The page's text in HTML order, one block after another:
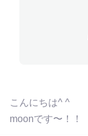
こんにちは^ ^
moonです〜！！